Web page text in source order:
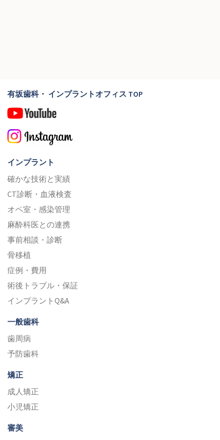
有坂歯科・ インプラントオフィス TOP
インプラント
確かな技術と実績
CT診断・血液検査
オペ室・感染管理
麻酔科医との連携
事前相談・診断
骨移植
症例・費用
術後トラブル・保証
インプラントQ&A
一般歯科
歯周病
予防歯科
矯正
成人矯正
小児矯正
審美